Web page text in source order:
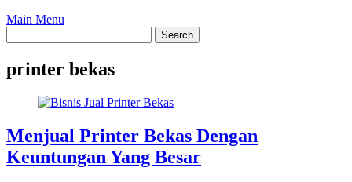
Main Menu
printer bekas
Menjual Printer Bekas Dengan
Keuntungan Yang Besar